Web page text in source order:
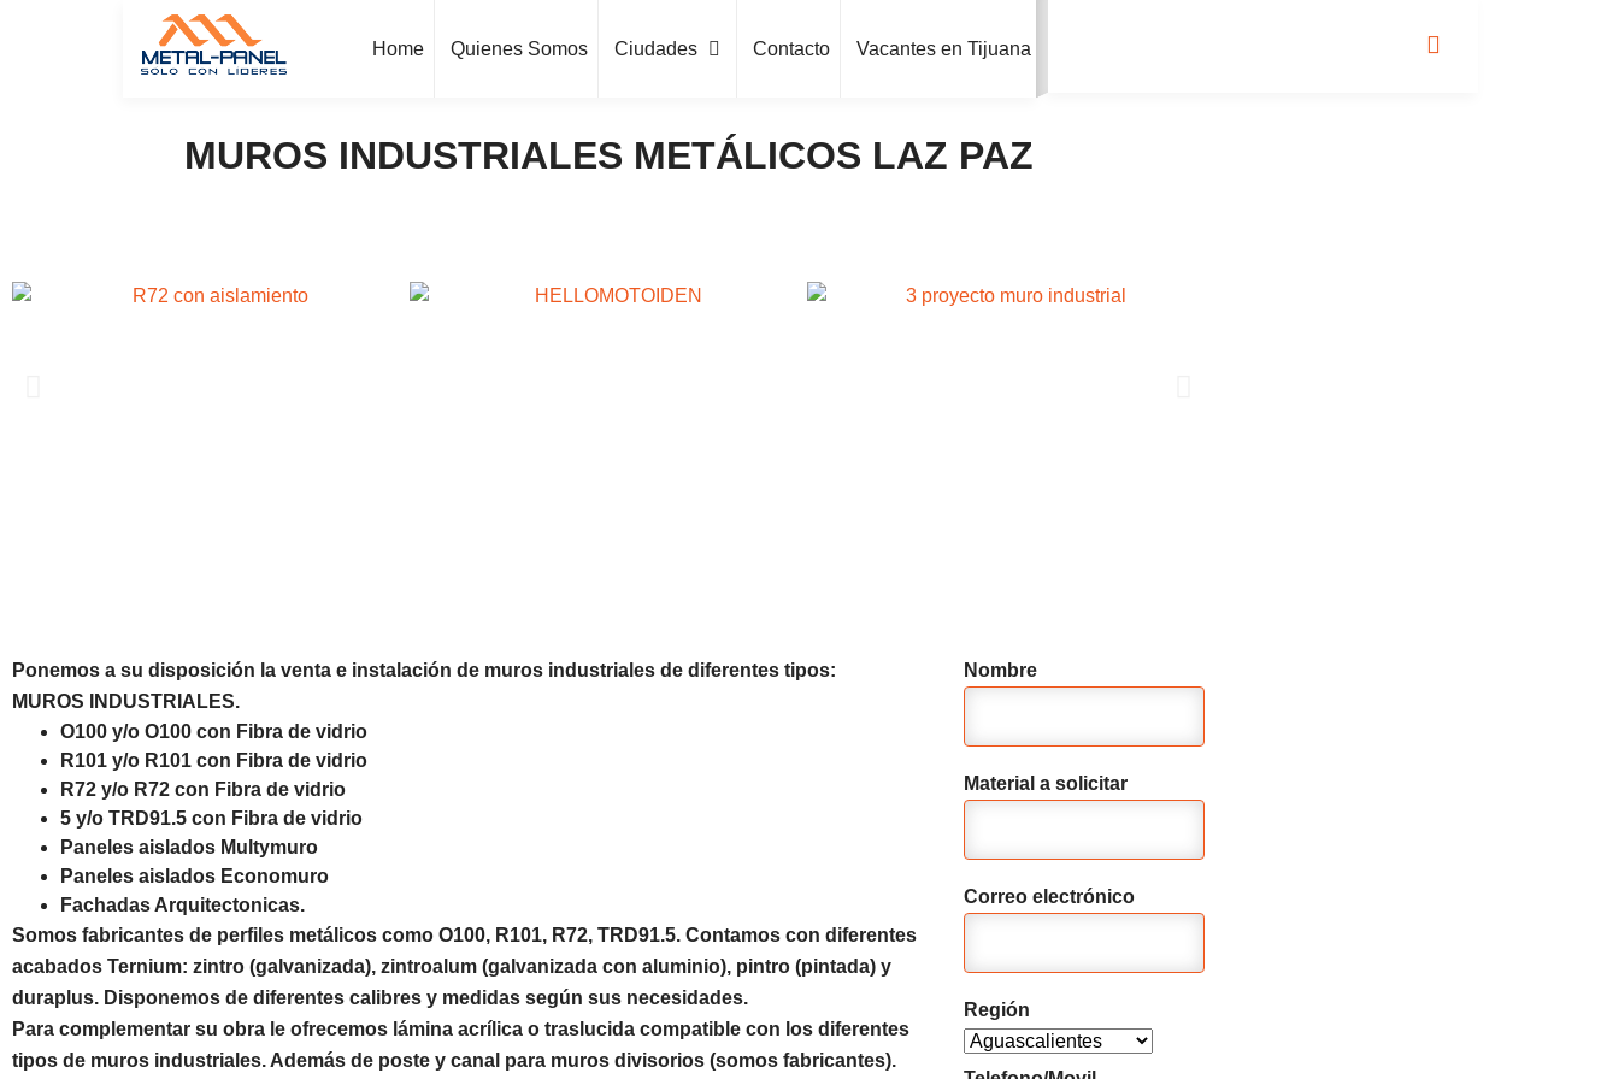
Home Quienes Somos Ciudades Contacto Vacantes en Tijuana
MUROS INDUSTRIALES METÁLICOS LAZ PAZ
Ponemos a su disposición la venta e instalación de muros industriales de diferentes tipos:
MUROS INDUSTRIALES.
O100 y/o O100 con Fibra de vidrio
R101 y/o R101 con Fibra de vidrio
R72 y/o R72 con Fibra de vidrio
5 y/o TRD91.5 con Fibra de vidrio
Paneles aislados Multymuro
Paneles aislados Economuro
Fachadas Arquitectonicas.
Somos fabricantes de perfiles metálicos como O100, R101, R72, TRD91.5. Contamos con diferentes
acabados Ternium: zintro (galvanizada), zintroalum (galvanizada con aluminio), pintro (pintada) y
duraplus. Disponemos de diferentes calibres y medidas según sus necesidades.
Para complementar su obra le ofrecemos lámina acrílica o traslucida compatible con los diferentes
tipos de muros industriales. Además de poste y canal para muros divisorios (somos fabricantes).
Nombre
Material a solicitar
Correo electrónico
Región